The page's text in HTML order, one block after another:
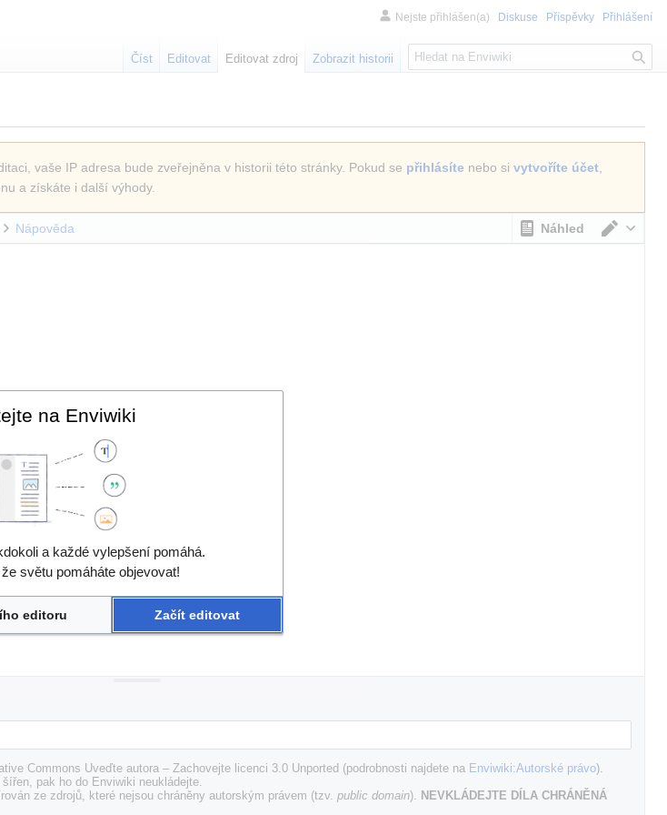
vaše IP adresa bude zveřejněna v historii této stránky. Pokud se přihlásíte nebo si vytvoříte účet,
a získáte i další výhody.
Náhled
Nápověda
Commons Uveďte autora – Zachovejte licenci 3.0 Unported (podrobnosti najdete na Enviwiki:Autorské právo).
pak ho do Enviwiki neukládejte.
ze zdrojů, které nejsou chráněny autorským právem (tzv. public domain). NEVKLÁDEJTE DÍLA CHRÁNĚNÁ
Nejste přihlášen(a) Diskuse Příspěvky Přihlášení
Číst Editovat Editovat zdroj Zobrazit historii
H
l
á
í
na Enviwiki
a každé vylepšení pomáhá.
světu pomáháte objevovat!
editoru Začít editovat